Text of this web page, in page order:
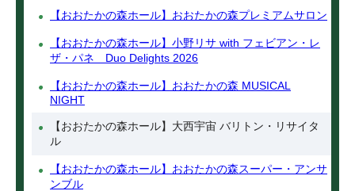
【おおたかの森ホール】おおたかの森プレミアムサロン
【おおたかの森ホール】小野リサ with フェビアン・レ
ザ・パネ Duo Delights 2026
【おおたかの森ホール】おおたかの森 MUSICAL
NIGHT
【おおたかの森ホール】大西宇宙 バリトン・リサイタ
ル
【おおたかの森ホール】おおたかの森スーパー・アンサ
ンブル